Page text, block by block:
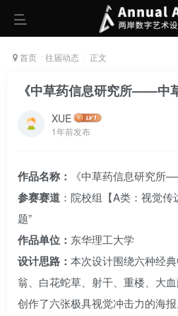
首页 往届动态 正文
《中草药信息研究所——中
XUE
1年前发布
作品名称： 《中草药信息研究所
参赛赛道 ：院校组【A类：视觉传
题”
作品单位： 东华理工大学
设计思路： 本次设计围绕六种经
翁、白花蛇草、射干、重楼、大
创作了六张极具视觉冲击力的海